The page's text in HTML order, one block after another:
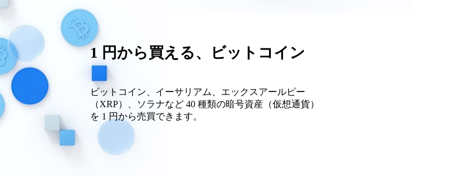
1 円から買える、ビットコイン
ビットコイン、イーサリアム、エックスアールピー
（XRP）、ソラナなど 40 種類の暗号資産（仮想通貨）
を 1 円から売買できます。